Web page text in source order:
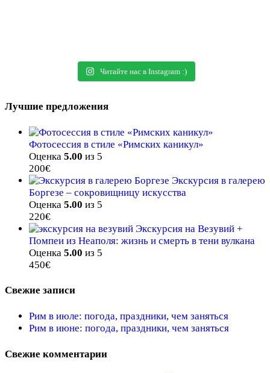
Читайте нас в Instagram :)
Лучшие предложения
Фотосессия в стиле «Римских каникул»
Оценка 5.00 из 5
200€
Экскурсия в галерею
Боргезе – сокровищницу искусства
Оценка 5.00 из 5
220€
Экскурсия на Везувий +
Помпеи из Неаполя: жизнь и смерть в тени вулкана
Оценка 5.00 из 5
450€
Свежие записи
Рим в июле: погода, праздники, чем заняться
Рим в июне: погода, праздники, чем заняться
Свежие комментарии